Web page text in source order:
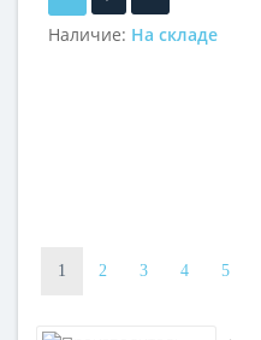
Наличие: На складе
1 2 3 4 5
.